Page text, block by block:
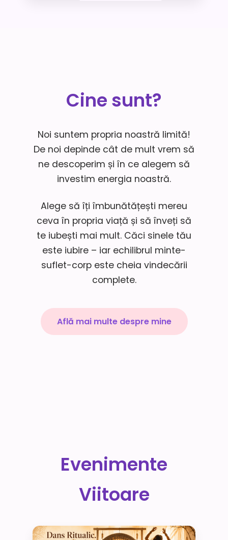
Cine sunt?
Noi suntem propria noastră limită!
De noi depinde cât de mult vrem să
ne descoperim și în ce alegem să
investim energia noastră.
Alege să îți îmbunătățești mereu
ceva în propria viață și să înveți să
te iubești mai mult. Căci sinele tău
este iubire – iar echilibrul minte-
suflet-corp este cheia vindecării
complete.
Află mai multe despre mine
Evenimente
Viitoare